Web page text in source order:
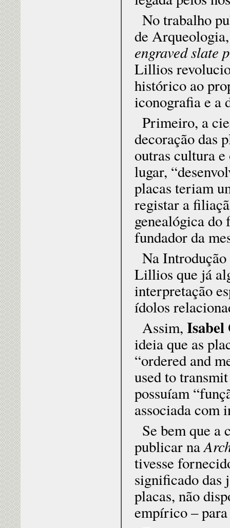
No trabalho
de
engraved slate
Lillios
histórico ao
iconografia e a
Primeiro, a
decoração das
outras cultura e
lugar,
placas teriam
registar a
genealógica do
fundador da
Na
Lillios que já
interpretação
ídolos
Assim, Isabel
ideia que as
“ordered and
used to transmit
possuíam
associada com
Se bem que a
publicar na
tivesse
significado das
placas, não
empírico – para